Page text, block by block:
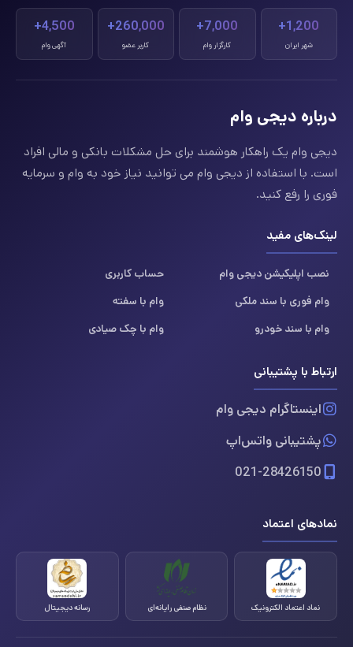
1,200+
شهر ایران
7,000+
کارگزار وام
260,000+
کاربر عضو
4,500+
آگهی وام
درباره دیجی وام
دیجی وام یک راهکار هوشمند برای حل مشکلات بانکی و مالی افراد
است. با استفاده از دیجی وام می توانید نیاز خود به وام و سرمایه
فوری را رفع کنید.
لینک‌های مفید
نصب اپلیکیشن دیجی وام
حساب کاربری
وام فوری با سند ملکی
وام با سفته
وام با سند خودرو
وام با چک صیادی
ارتباط با پشتیبانی
اینستاگرام دیجی وام
پشتیبانی واتس‌اپ
021-28426150
نمادهای اعتماد
نماد اعتماد الکترونیک نظام صنفی رایانه‌ای رسانه دیجیتال